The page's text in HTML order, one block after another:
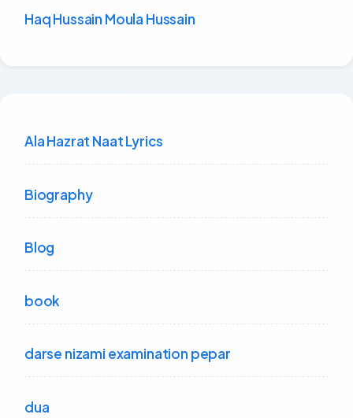
Haq Hussain Moula Hussain
Ala Hazrat Naat Lyrics
Biography
Blog
book
darse nizami examination pepar
dua